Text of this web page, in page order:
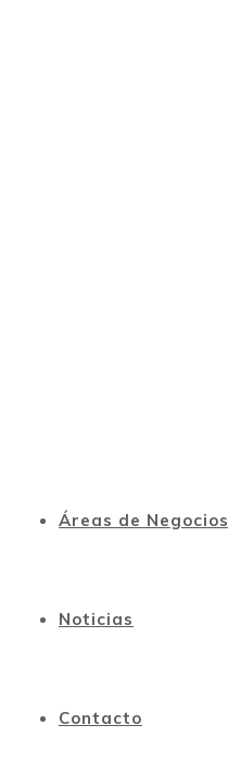
Áreas de Negocios
Noticias
Contacto